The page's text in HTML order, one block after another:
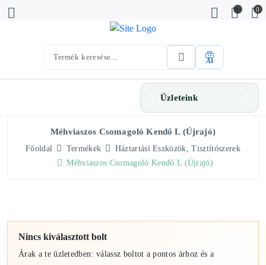
0
AI
Üzleteink
Méhviaszos Csomagoló Kendő L (újrajó)
Főoldal Termékek
Háztartási Eszközök, Tisztítószerek
Méhviaszos Csomagoló Kendő L (újrajó)
Nincs kiválasztott bolt
Árak a te üzletedben: válassz boltot a pontos árhoz és a